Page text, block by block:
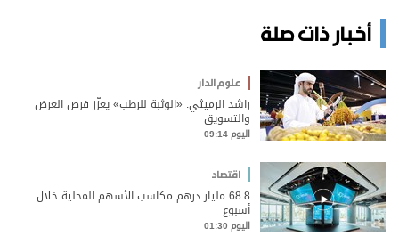
أخبار ذات صلة
علوم الدار
راشد الرميثي: «الوثبة للرطب» يعزّز فرص العرض
والتسويق
اليوم 09:14
اقتصاد
68.8 مليار درهم مكاسب الأسهم المحلية خلال
أسبوع
اليوم 01:30